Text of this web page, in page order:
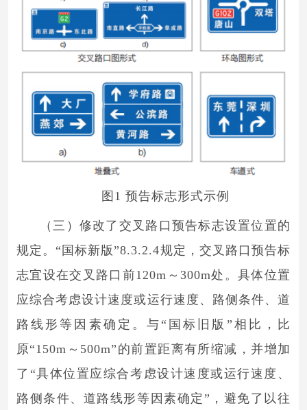
图1 预告标志形式示例
（三）修改了交叉路口预告标志设置位置的
规定。“国标新版”8.3.2.4规定，交叉路口预告标
志宜设在交叉路口前120m～300m处。具体位置
应综合考虑设计速度或运行速度、路侧条件、道
路线形等因素确定。与“国标旧版”相比，比
原“150m～500m”的前置距离有所缩减，并增加
了“具体位置应综合考虑设计速度或运行速度、
路侧条件、道路线形等因素确定”，避免了以往